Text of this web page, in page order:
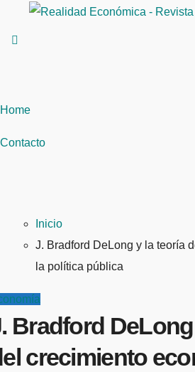
Home
Contacto
Inicio
J. Bradford DeLong y la teoría
la política pública
Bradford
crecimiento